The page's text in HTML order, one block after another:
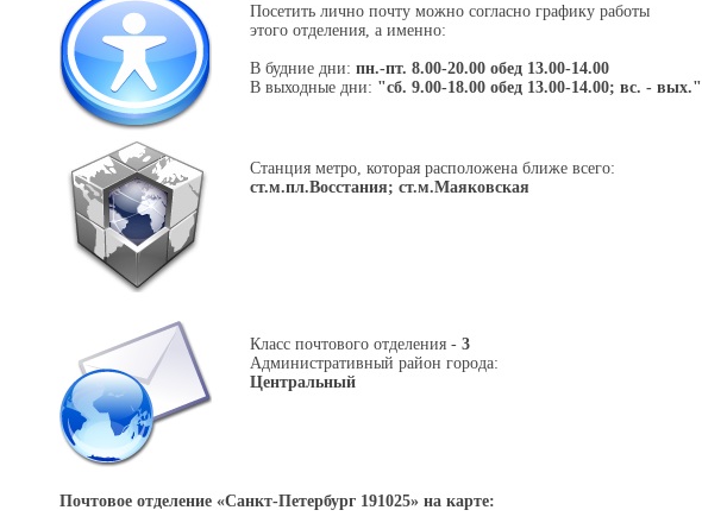
Посетить лично почту можно согласно графику работы
этого отделения, а именно:
В будние дни: пн.-пт. 8.00-20.00 обед 13.00-14.00
В выходные дни: "сб. 9.00-18.00 обед 13.00-14.00; вс. - вых."
Станция метро, которая расположена ближе всего:
ст.м.пл.Восстания; ст.м.Маяковская
Класс почтового отделения - 3
Административный район города:
Центральный
Почтовое отделение «Санкт-Петербург 191025» на карте: